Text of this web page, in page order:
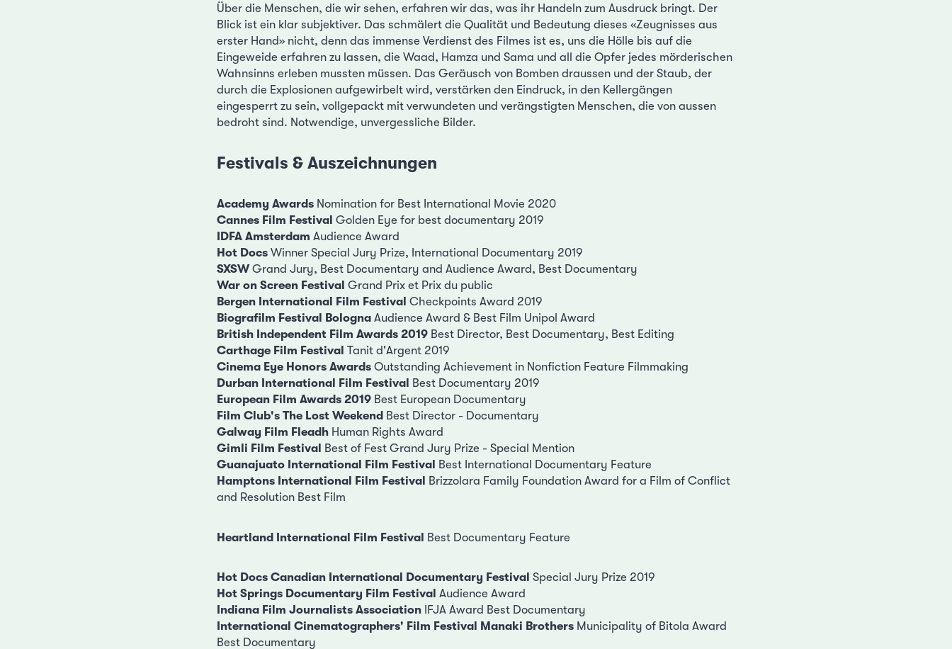
Über die Menschen, die wir sehen, erfahren wir das, was ihr Handeln zum Ausdruck bringt. Der
Blick ist ein klar subjektiver. Das schmälert die Qualität und Bedeutung dieses «Zeugnisses aus
erster Hand» nicht, denn das immense Verdienst des Filmes ist es, uns die Hölle bis auf die
Eingeweide erfahren zu lassen, die Waad, Hamza und Sama und all die Opfer jedes mörderischen
Wahnsinns erleben mussten müssen. Das Geräusch von Bomben draussen und der Staub, der
durch die Explosionen aufgewirbelt wird, verstärken den Eindruck, in den Kellergängen
eingesperrt zu sein, vollgepackt mit verwundeten und verängstigten Menschen, die von aussen
bedroht sind. Notwendige, unvergessliche Bilder.
Festivals & Auszeichnungen
Academy AwardsNomination for Best International Movie 2020
Cannes Film Festival Golden Eye for best documentary 2019
IDFA Amsterdam Audience Award
Hot DocsWinner Special Jury Prize, International Documentary 2019
SXSWGrand Jury, Best Documentary and Audience Award, Best Documentary
War on Screen Festival Grand Prix et Prix du public
Bergen International Film Festival Checkpoints Award 2019
Biografilm Festival BolognaAudience Award & Best Film Unipol Award
British Independent Film Awards 2019 Best Director, Best Documentary, Best Editing
Carthage Film Festival Tanit d'Argent 2019
Cinema Eye Honors AwardsOutstanding Achievement in Nonfiction Feature Filmmaking
Durban International Film Festival Best Documentary 2019
European Film Awards 2019 Best European Documentary
Film Club's The Lost Weekend Best Director - Documentary
Galway Film Fleadh Human Rights Award
Gimli Film Festival Best of Fest Grand Jury Prize - Special Mention
Guanajuato International Film Festival Best International Documentary Feature
Hamptons International Film Festival Brizzolara Family Foundation Award for a Film of Conflict
and Resolution Best Film
Heartland International Film Festival Best Documentary Feature
Hot Docs Canadian International Documentary Festival Special Jury Prize 2019
Hot Springs Documentary Film Festival Audience Award
Indiana Film Journalists Association IFJA Award Best Documentary
International Cinematographers' Film Festival Manaki BrothersMunicipality of Bitola Award
Best Documentary